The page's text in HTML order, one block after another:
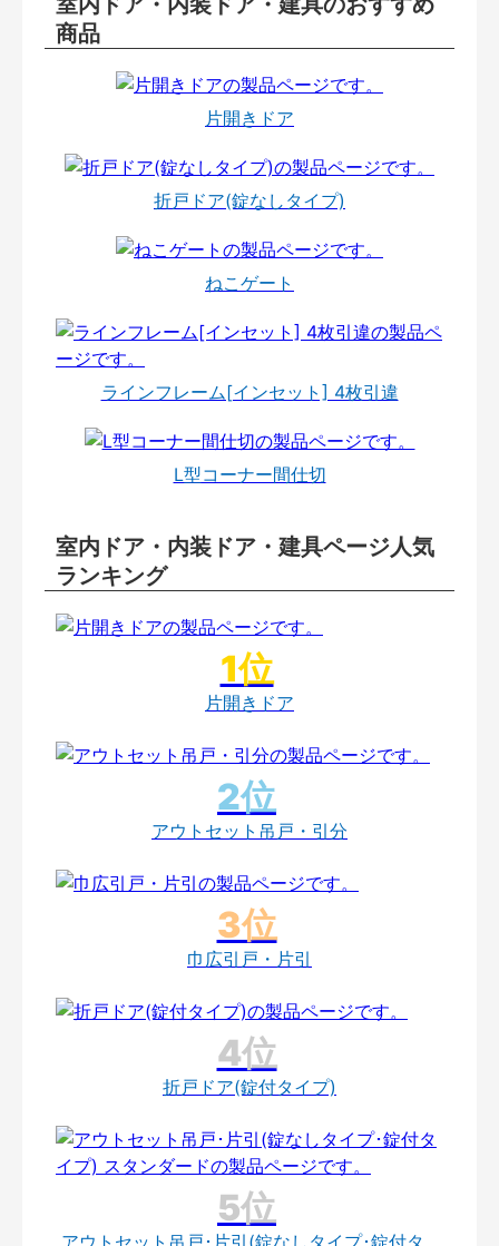
商品
片開きドア
折戸ドア(錠なしタイプ)
ねこゲート
ラインフレーム[インセット] 4枚引違
L型コーナー間仕切
室内ドア・内装ドア・建具ページ人気
ランキング
片開きドア
アウトセット吊戸・引分
巾広引戸・片引
折戸ドア(錠付タイプ)